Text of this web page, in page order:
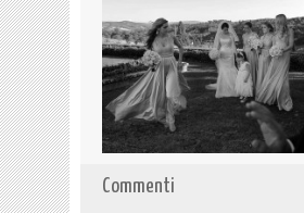
Commenti